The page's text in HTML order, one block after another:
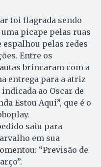
foi flagrada sendo
picape pelas ruas
espalhou pelas redes
Entre os
brincaram com a
entrega para a atriz
ao Oscar de
Estou Aqui”, que é o
saiu para
em sua
“Previsão de